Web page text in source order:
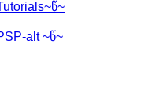
alt ~წ~